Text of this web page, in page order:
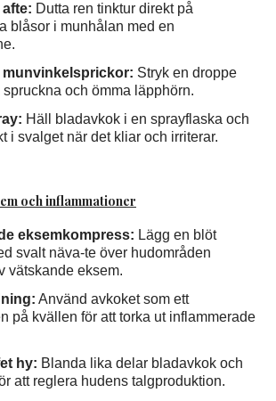
Dutta ren tinktur direkt på
blåsor i munhålan med en
munvinkelsprickor: Stryk en droppe
och ömma läpphörn.
Häll bladavkok i en sprayflaska och
i svalget när det kliar och irriterar.
och inflammationer
eksemkompress: Lägg en blöt
svalt näva-te över hudområden
vätskande eksem.
Använd avkoket som ett
på kvällen för att torka ut inflammerade
hy: Blanda lika delar bladavkok och
att reglera hudens talgproduktion.